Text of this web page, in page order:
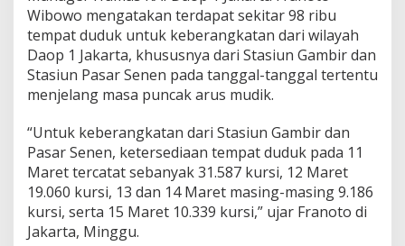
Wibowo mengatakan terdapat sekitar 98 ribu
tempat duduk untuk keberangkatan dari wilayah
Daop 1 Jakarta, khususnya dari Stasiun Gambir dan
Stasiun Pasar Senen pada tanggal-tanggal tertentu
menjelang masa puncak arus mudik.
“Untuk keberangkatan dari Stasiun Gambir dan
Pasar Senen, ketersediaan tempat duduk pada 11
Maret tercatat sebanyak 31.587 kursi, 12 Maret
19.060 kursi, 13 dan 14 Maret masing-masing 9.186
kursi, serta 15 Maret 10.339 kursi,” ujar Franoto di
Jakarta, Minggu.